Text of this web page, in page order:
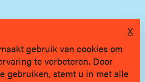
2019 * BRUGGE
gebruik van cookies om
te verbeteren. Door
gebruiken, stemt u in met alle
X